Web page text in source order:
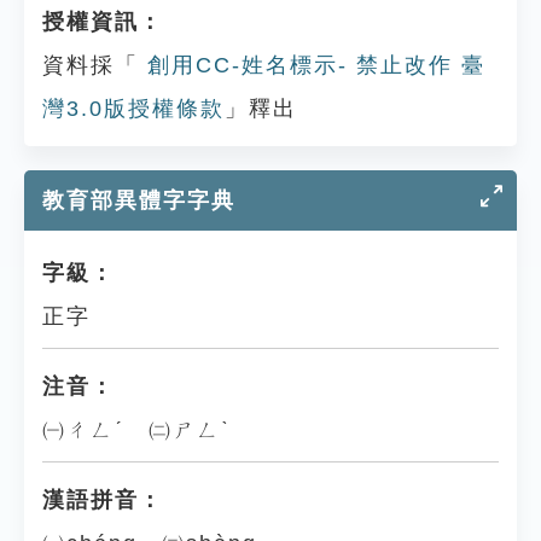
授權資訊：
資料採「
創用CC-姓名標示- 禁止改作 臺
灣3.0版授權條款 」釋出
教育部異體字字典
字級：
正字
注音：
㈠ㄔㄥˊ ㈡ㄕㄥˋ
漢語拼音：